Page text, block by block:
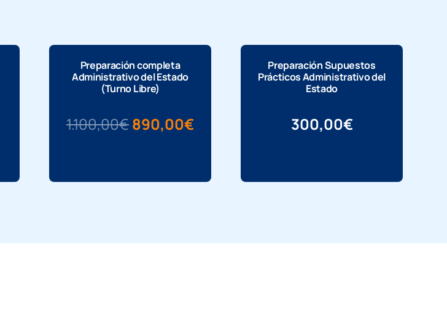
Preparación completa
Administrativo del Estado
(Turno Libre)
1.100,00€El
era:
890,00€El
es:
Preparación Supuestos
Prácticos Administrativo del
Estado
300,00€